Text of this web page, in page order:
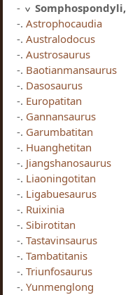
-
Somphospondyli,
-.Astrophocaudia
-.Australodocus
-.Austrosaurus
-. Baotianmansaurus
-. Dasosaurus
-. Europatitan
-. Gannansaurus
-. Garumbatitan
-. Huanghetitan
-. Jiangshanosaurus
-. Liaoningotitan
-. Ligabuesaurus
-. Ruixinia
-.Sibirotitan
-.Tastavinsaurus
-.Tambatitanis
-.Triunfosaurus
-.Yunmenglong